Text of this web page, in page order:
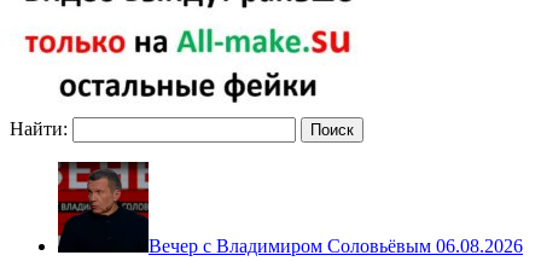
Найти:
Вечер с Владимиром Соловьёвым 06.08.2026